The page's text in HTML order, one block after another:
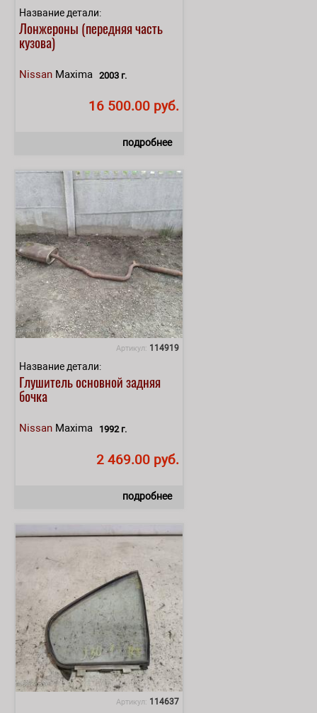
Название детали:
Лонжероны (передняя часть
кузова)
Nissan Maxima 2003 г.
16 500.00 руб.
подробнее
Артикул: 114919
Название детали:
Глушитель основной задняя
бочка
Nissan Maxima 1992 г.
2 469.00 руб.
подробнее
Артикул: 114637